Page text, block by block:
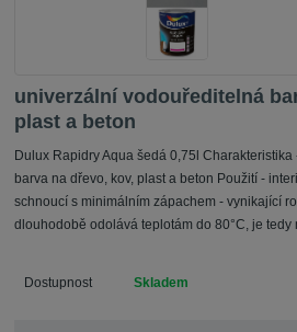
univerzální vodouředitelná
plast a beton
Dulux Rapidry Aqua šedá 0,75l
barva na dřevo, kov, plast a beton Použití -
schnoucí s minimálním zápachem - vynikající
dlouhodobě odolává teplotám do 80°C, je
Dostupnost Skladem